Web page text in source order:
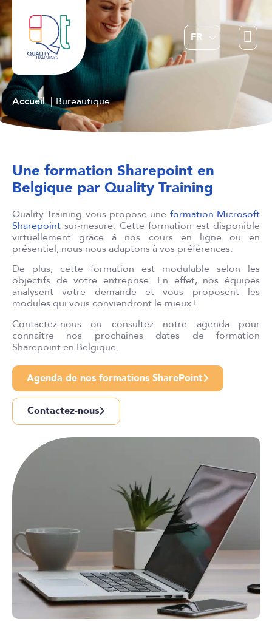
FR
NL
Accueil Bureautique
Une formation Sharepoint en
Belgique par Quality Training
Quality Training vous propose une formation Microsoft
Sharepoint sur-mesure. Cette formation est disponible
virtuellement grâce à nos cours en ligne ou en
présentiel, nous nous adaptons à vos préférences.
De plus, cette formation est modulable selon les
objectifs de votre entreprise. En effet, nos équipes
analysent votre demande et vous proposent les
modules qui vous conviendront le mieux !
Contactez-nous ou consultez notre agenda pour
connaître nos prochaines dates de formation
Sharepoint en Belgique.
Agenda de nos formations SharePoint
Contactez-nous